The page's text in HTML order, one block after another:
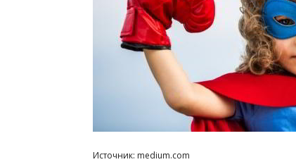
Источник: medium.com